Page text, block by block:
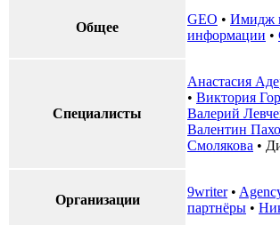
Общее
GEO • Имидж
информации •
Специалисты
Анастасия
• Виктория
Валерий
Валентин
Смолякова •
Организации
9writer•
партнёры •